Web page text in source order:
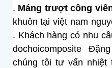
. Máng trượt công
khuôn tại việt nam
. Khách hàng có nhu
dochoicomposite
chúng tôi tư vấn nhiệt